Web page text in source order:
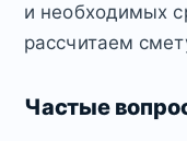
и необходимых
рассчитаем
Частые